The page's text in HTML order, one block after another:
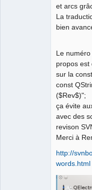
et arcs
La
bien
Le
propos est
sur la
const
($Rev$)";
ça évite
avec des
revison
Merci à
http://
words.html